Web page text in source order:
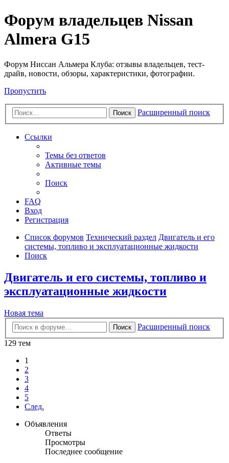
Форум владельцев Nissan
Almera G15
Форум Ниссан Альмера Клуба: отзывы владельцев, тест-
драйв, новости, обзоры, характеристики, фотографии.
Пропустить
Поиск Расширенный поиск
Ссылки
Темы без ответов
Активные темы
Поиск
FAQ
Вход
Регистрация
Список форумов Технический раздел Двигатель и его
системы, топливо и эксплуатационные жидкости
Поиск
Двигатель и его системы, топливо и
эксплуатационные жидкости
Новая тема
Поиск
Расширенный поиск
129 тем
1
2
3
4
5
След.
Объявления
Ответы
Просмотры
Последнее сообщение